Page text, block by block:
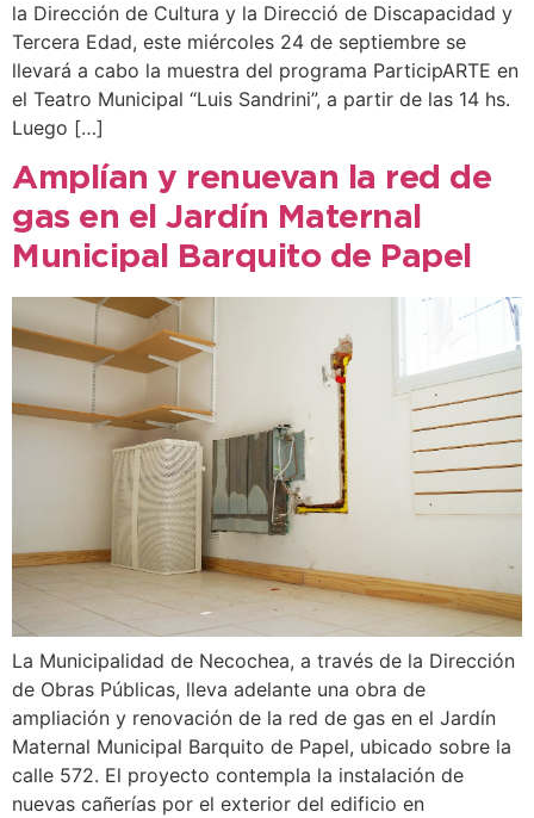
la Dirección de Cultura y la Direcció de Discapacidad y
Tercera Edad, este miércoles 24 de septiembre se
llevará a cabo la muestra del programa ParticipARTE en
el Teatro Municipal “Luis Sandrini”, a partir de las 14 hs.
Luego […]
Amplían y renuevan la red de
gas en el Jardín Maternal
Municipal Barquito de Papel
La Municipalidad de Necochea, a través de la Dirección
de Obras Públicas, lleva adelante una obra de
ampliación y renovación de la red de gas en el Jardín
Maternal Municipal Barquito de Papel, ubicado sobre la
calle 572. El proyecto contempla la instalación de
nuevas cañerías por el exterior del edificio en